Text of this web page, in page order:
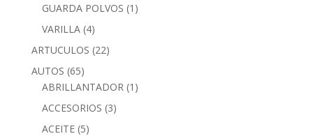
GUARDA POLVOS (1)
VARILLA (4)
ARTUCULOS (22)
AUTOS (65)
ABRILLANTADOR (1)
ACCESORIOS (3)
ACEITE (5)